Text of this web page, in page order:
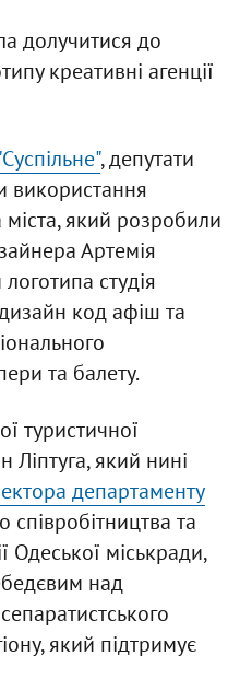
долучитися до
креативні агенції
, депутати
використання
який розробили
Артемія
студія
код афіш та
та балету.
туристичної
Ліптуга, який нині
департаменту
співробітництва та
Одеської міськради,
над
який підтримує